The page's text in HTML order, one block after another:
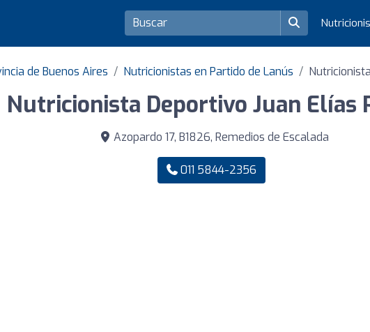
de Buenos Aires Nutricionistas en Partido de Lanús
Nutricionista Deportivo Juan Elías
Azopardo 17, B1826, Remedios de Escalada
011 5844-2356